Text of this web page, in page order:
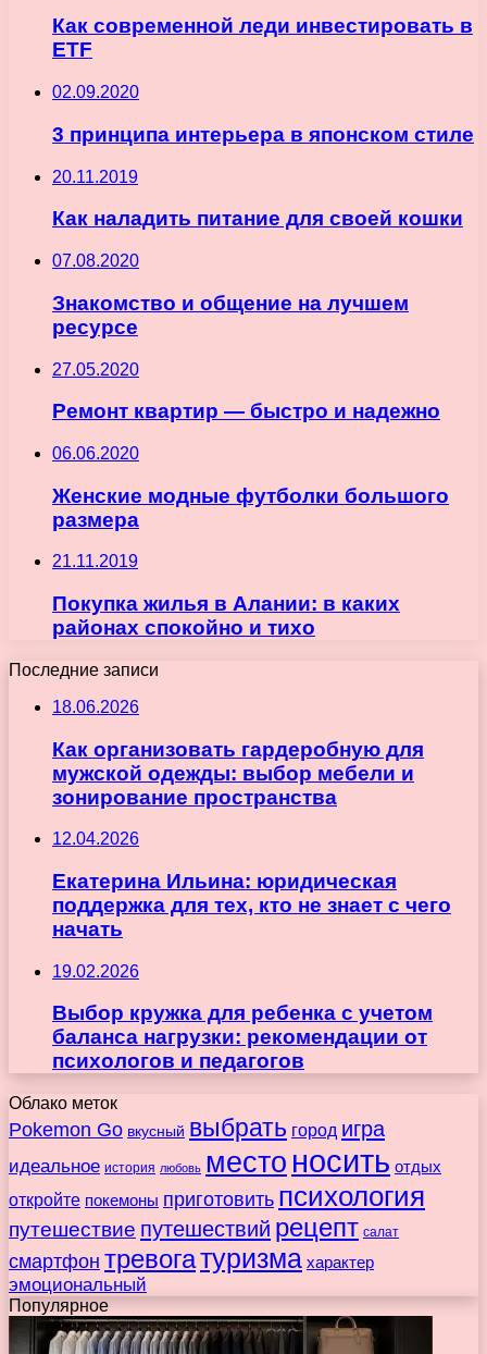
Как современной леди инвестировать в
ETF
02.09.2020
3 принципа интерьера в японском стиле
20.11.2019
Как наладить питание для своей кошки
07.08.2020
Знакомство и общение на лучшем
ресурсе
27.05.2020
Ремонт квартир — быстро и надежно
06.06.2020
Женские модные футболки большого
размера
21.11.2019
Покупка жилья в Алании: в каких
районах спокойно и тихо
Последние записи
18.06.2026
Как организовать гардеробную для
мужской одежды: выбор мебели и
зонирование пространства
12.04.2026
Екатерина Ильина: юридическая
поддержка для тех, кто не знает с чего
начать
19.02.2026
Выбор кружка для ребенка с учетом
баланса нагрузки: рекомендации от
психологов и педагогов
Облако меток
Pokemon Go вкусный выбрать город игра
идеальное история любовь место носить отдых
откройте покемоны приготовить психология
путешествие путешествий рецепт салат
смартфон тревогатуризма характер
эмоциональный
Популярное